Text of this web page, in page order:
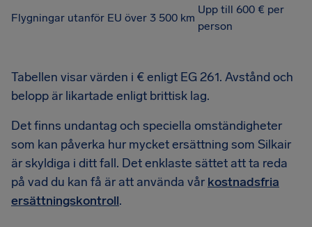
Flygningar utanför EU över 3 500 km
Upp till 600 € per
person
Tabellen visar värden i € enligt EG 261. Avstånd och
belopp är likartade enligt brittisk lag.
Det finns undantag och speciella omständigheter
som kan påverka hur mycket ersättning som Silkair
är skyldiga i ditt fall. Det enklaste sättet att ta reda
på vad du kan få är att använda vår kostnadsfria
ersättningskontroll.